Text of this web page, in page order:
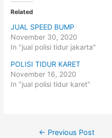
t
o
s
h
a
r
e
o
w
i
t
t
e
h
a
r
e
o
a
c
e
b
o
n
Related
JUAL SPEED BUMP
November 30, 2020
In "jual polisi tidur jakarta"
POLISI TIDUR KARET
November 16, 2020
In "jual polisi tidur karet"
Post
← Previous Post